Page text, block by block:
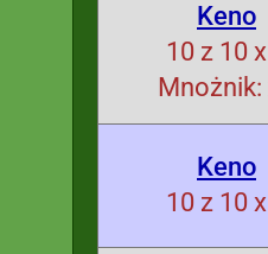
Keno
10 z 10 x
Mnożnik:
Keno
10 z 10